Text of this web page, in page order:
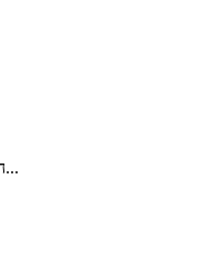
Codec Pack All-in היא חבילת מקודדים מצוינת המכילה בתוכה...